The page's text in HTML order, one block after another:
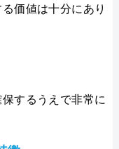
価値は十分にあり
するうえで非常に